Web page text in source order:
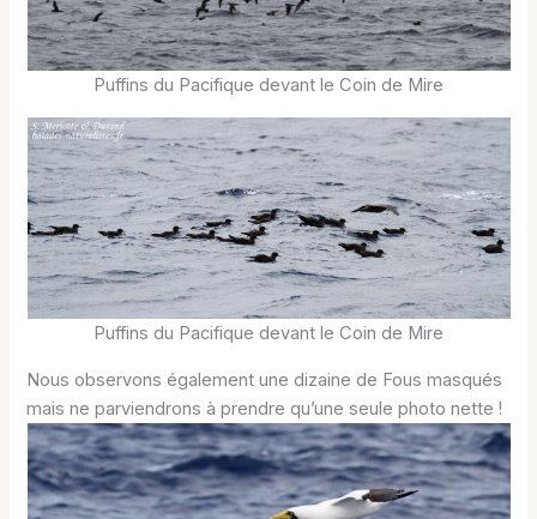
Puffins du Pacifique devant le Coin de Mire
Puffins du Pacifique devant le Coin de Mire
Nous observons également une dizaine de Fous masqués
mais ne parviendrons à prendre qu’une seule photo nette !